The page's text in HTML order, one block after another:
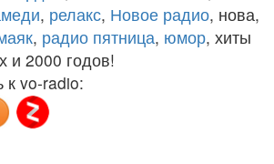
, релакс, Новое радио, нова,
, радио пятница, юмор, хиты
и 2000 годов!
к vo-radio: